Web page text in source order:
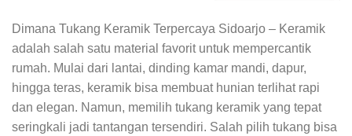
Dimana Tukang Keramik Terpercaya Sidoarjo – Keramik
adalah salah satu material favorit untuk mempercantik
rumah. Mulai dari lantai, dinding kamar mandi, dapur,
hingga teras, keramik bisa membuat hunian terlihat rapi
dan elegan. Namun, memilih tukang keramik yang tepat
seringkali jadi tantangan tersendiri. Salah pilih tukang bisa